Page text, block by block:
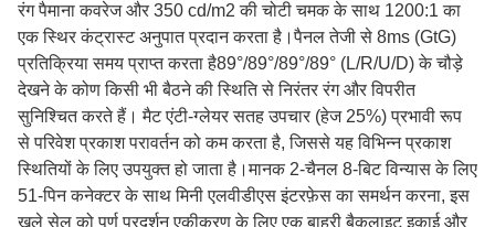
रंग पैमाना कवरेज और 350 cd/m2 की चोटी चमक के साथ 1200:1 का
एक स्थिर कंट्रास्ट अनुपात प्रदान करता है।पैनल तेजी से 8ms (GtG)
प्रतिक्रिया समय प्राप्त करता है89°/89°/89°/89° (L/R/U/D) के चौड़े
देखने के कोण किसी भी बैठने की स्थिति से निरंतर रंग और विपरीत
सुनिश्चित करते हैं। मैट एंटी-ग्लेयर सतह उपचार (हेज 25%) प्रभावी रूप
से परिवेश प्रकाश परावर्तन को कम करता है, जिससे यह विभिन्न प्रकाश
स्थितियों के लिए उपयुक्त हो जाता है।मानक 2-चैनल 8-बिट विन्यास के लिए
51-पिन कनेक्टर के साथ मिनी एलवीडीएस इंटरफ़ेस का समर्थन करना, इस
खुले सेल को पूर्ण प्रदर्शन एकीकरण के लिए एक बाहरी बैकलाइट इकाई और